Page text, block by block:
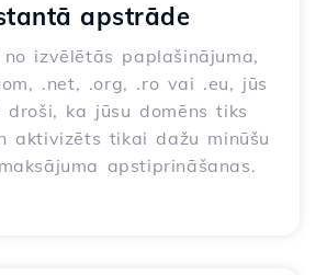
apstrāde
izvēlētās paplašinājuma,
.net, .org, .ro vai .eu, jūs
ka jūsu domēns tiks
aktivizēts tikai dažu minūšu
apstiprināšanas.